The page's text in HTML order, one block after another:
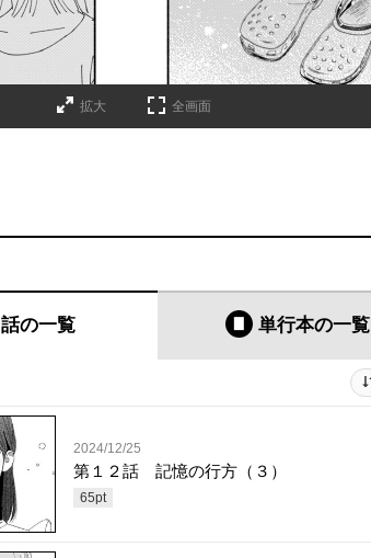
拡大 全画面
話の一覧 単行本の一覧
2024/12/25
第１２話 記憶の行方（３）
65pt